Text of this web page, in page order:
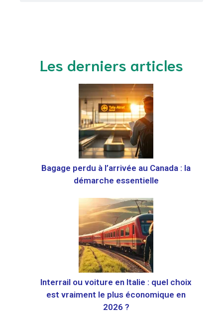
Les derniers articles
Bagage perdu à l’arrivée au Canada : la
démarche essentielle
Interrail ou voiture en Italie : quel choix
est vraiment le plus économique en
2026 ?